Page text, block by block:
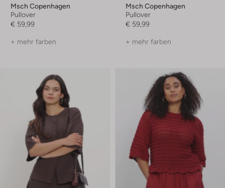
Msch Copenhagen
Pullover
€ 59,99
+ mehr farben
Msch Copenhagen
Pullover
€ 59,99
+ mehr farben